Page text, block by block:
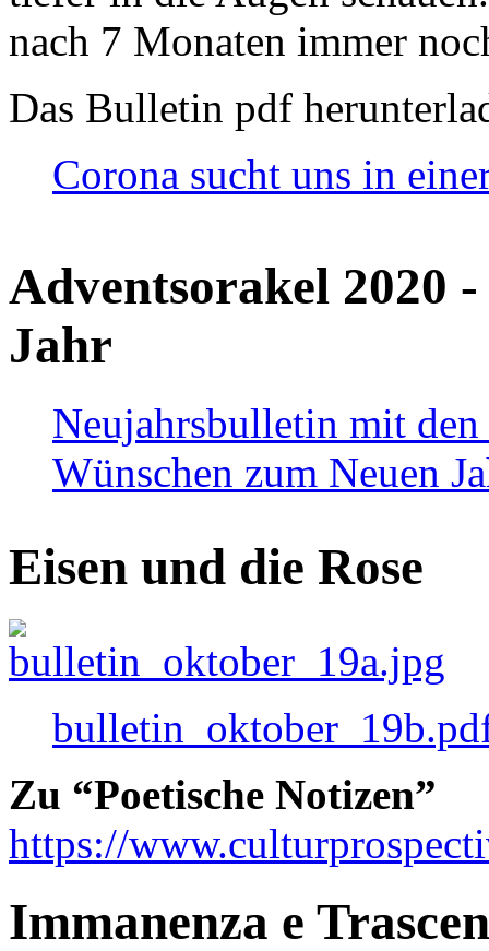
nach 7 Monaten immer
Das Bulletin pdf
Corona sucht uns in
Adventsorakel 2020
Jahr
Neujahrsbulletin mit den
Wünschen zum Neuen
Eisen und die Rose
Zu “Poetische Notizen”
https://
Immanenza e